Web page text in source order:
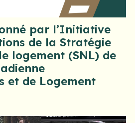
par l’Initiative
de la Stratégie
logement (SNL) de
et de Logement